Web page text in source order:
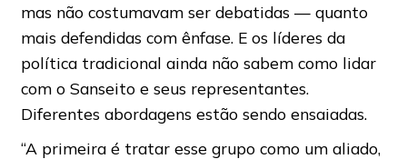
mas não costumavam ser debatidas — quanto
mais defendidas com ênfase. E os líderes da
política tradicional ainda não sabem como lidar
com o Sanseito e seus representantes.
Diferentes abordagens estão sendo ensaiadas.
“A primeira é tratar esse grupo como um aliado,